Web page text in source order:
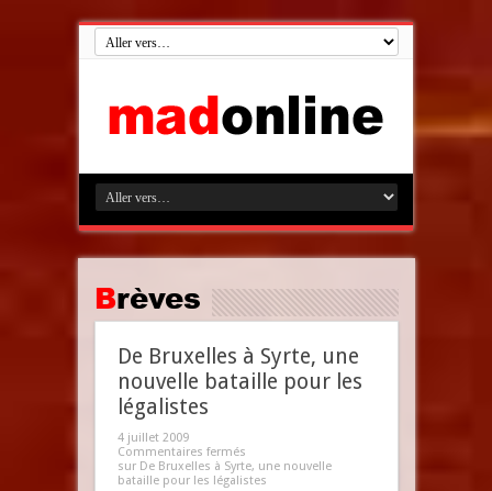
Brèves
De Bruxelles à Syrte, une
nouvelle bataille pour les
légalistes
4 juillet 2009
Commentaires fermés
sur De Bruxelles à Syrte, une nouvelle
bataille pour les légalistes